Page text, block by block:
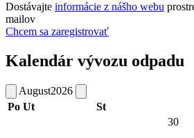
Dostávajte informácie z nášho webu
mailov
Chcem sa zaregistrovať
Kalendár vývozu odpadu
August2026
Po Ut St
30